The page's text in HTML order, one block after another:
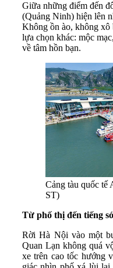
Giữa những điểm đến
(Quảng Ninh) hiện lên
Không ồn ào, không xô
lựa chọn khác: mộc
về tâm hồn bạn.
Cảng tàu quốc
ST)
Từ phố thị đến tiếng
Rời Hà Nội vào một
Quan Lạn không quá
xe trên cao tốc hướng